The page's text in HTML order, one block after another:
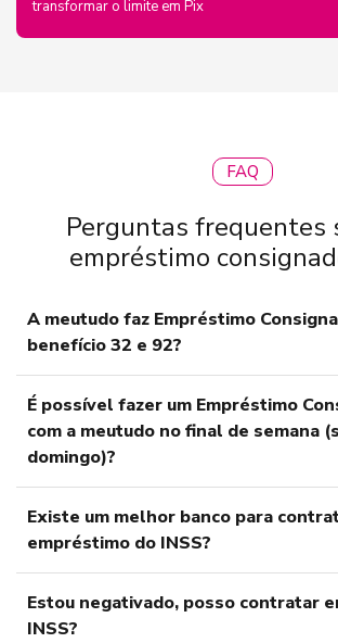
transformar o limite em Pix
FAQ
Perguntas frequentes
empréstimo
A meutudo faz Empréstimo
benefício 32 e 92?
É possível fazer um Empréstimo
com a meutudo no final de semana
domingo)?
Existe um melhor banco para
empréstimo do INSS?
Estou negativado, posso contratar
INSS?